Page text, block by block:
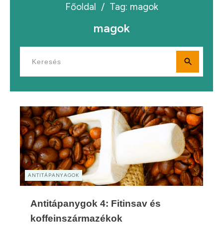
Főoldal / Tag: magok
magok
ANTITÁPANYAGOK
Antitápanygok 4: Fitinsav és
koffeinszármazékok